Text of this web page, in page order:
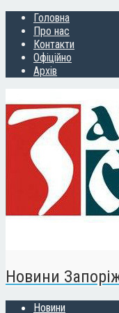
Головна
Про нас
Контакти
Офіційно
Архів
Новини
Новини